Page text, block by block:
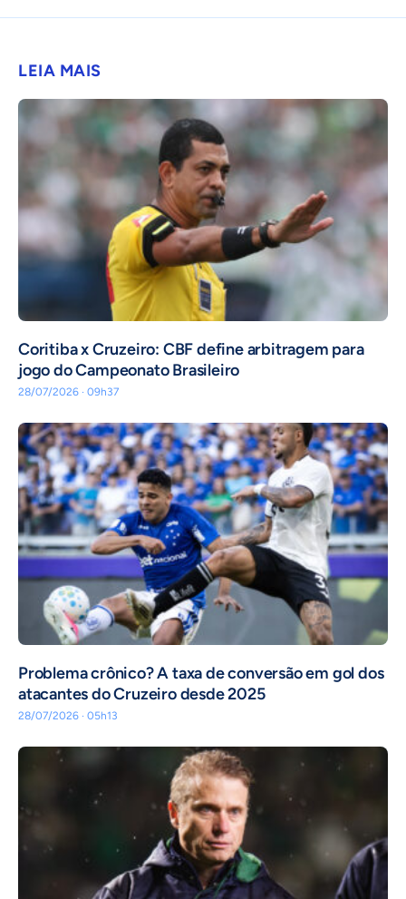
LEIA MAIS
Coritiba x Cruzeiro: CBF define arbitragem para
jogo do Campeonato Brasileiro
28/07/2026 · 09h37
Problema crônico? A taxa de conversão em gol dos
atacantes do Cruzeiro desde 2025
28/07/2026 · 05h13